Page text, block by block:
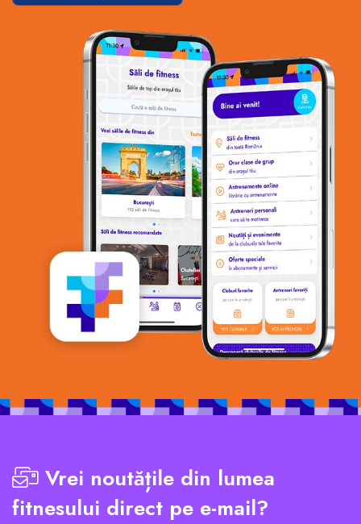
Vrei noutățile din lumea
fitnesului direct pe e-mail?